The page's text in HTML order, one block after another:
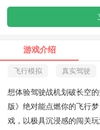
游戏介绍
飞行模拟 真实驾驶
想体验驾驶战机划破长空
版》绝对能点燃你的飞行
戏，以极具沉浸感的闯关